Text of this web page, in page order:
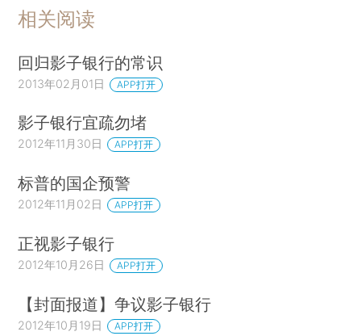
相关阅读
回归影子银行的常识
2013年02月01日 APP打开
影子银行宜疏勿堵
2012年11月30日 APP打开
标普的国企预警
2012年11月02日 APP打开
正视影子银行
2012年10月26日 APP打开
【封面报道】争议影子银行
2012年10月19日 APP打开